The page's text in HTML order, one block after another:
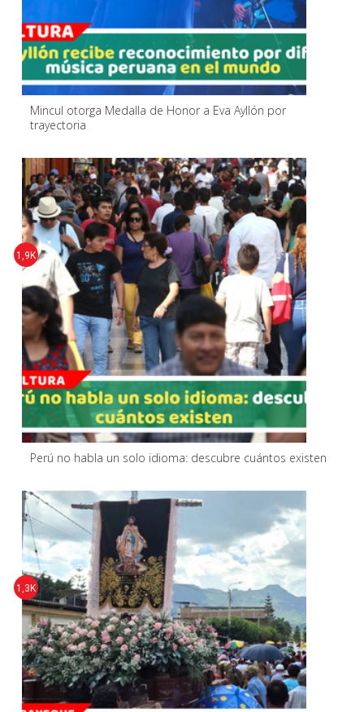
Mincul otorga Medalla de Honor a Eva Ayllón por
trayectoria
Perú no habla un solo idioma: descubre cuántos existen
1,9K
1,3K